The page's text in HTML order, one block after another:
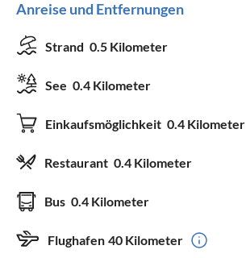
Anreise und Entfernungen
Strand 0.5 Kilometer
See 0.4 Kilometer
Einkaufsmöglichkeit 0.4 Kilometer
Restaurant 0.4 Kilometer
Bus 0.4 Kilometer
Flughafen 40 Kilometer